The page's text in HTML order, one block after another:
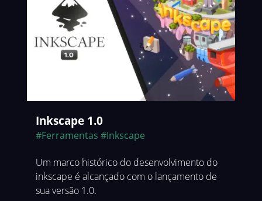
Inkscape 1.0
#Ferramentas #Inkscape
Um marco histórico do desenvolvimento do
inkscape é alcançado com o lançamento de
sua versão 1.0.